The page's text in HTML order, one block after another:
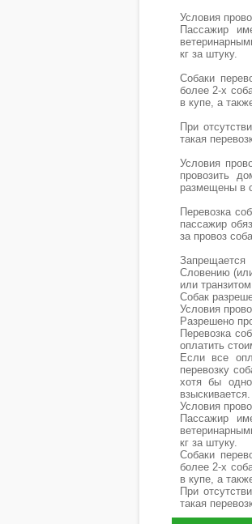
Условия
Пассажир
кг за штуку.
Собаки
более 2-х
в купе, а
При
такая
Условия
провозить
размещены в
Перевозка
пассажир
за провоз
Словению
или
Собак
Условия
Разрешено
Перевозка
оплатить
Если все
перевозку
хотя бы
взыскивается.
Условия
Пассажир
кг за штуку.
Собаки
более 2-х
в купе, а
При
такая